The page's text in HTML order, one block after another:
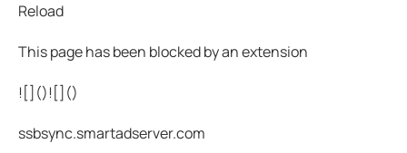
Reload
This page has been blocked by an extension
![]()![]()
ssbsync.smartadserver.com